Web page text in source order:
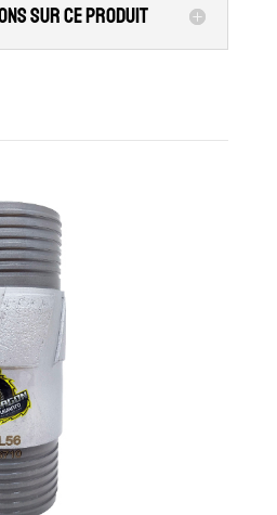
sur ce produit